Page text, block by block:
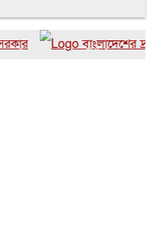
বাংলাদেশের দ্রুত ৬